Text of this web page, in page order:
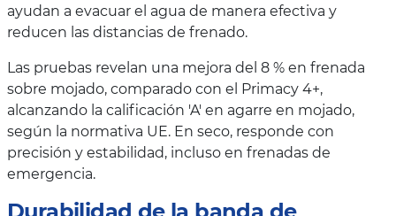
ayudan a evacuar el agua de manera efectiva y
reducen las distancias de frenado.
Las pruebas revelan una mejora del 8 % en frenada
sobre mojado, comparado con el Primacy 4+,
alcanzando la calificación 'A' en agarre en mojado,
según la normativa UE. En seco, responde con
precisión y estabilidad, incluso en frenadas de
emergencia.